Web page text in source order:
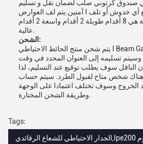
في صندوق كرتوني صلب لضمان نقل و تسليم
آمنين.يتم لف العوارض I في بلاستيك وقائي لمنع أي خدوش أو تلف
أثناء الشحنأبعاد الحزمة هي 8 أقدام طويلة 2 أقدام واسعة 2 أقدام
الشحن:
يتم شحن منتج الحائط الاحتياطي I Beam Galvanized عن طريق
تسليمه إلى العنوان المحدد في وقت
الناقل سوف يطلب توقيع عند التسليم، لذا
هناك شخص متاح لقبول الطرد. سيتم حساب
الخروج وسوف تختلف اعتمادا على الوجهة
Tags:
الجدار الاحتياطي للشعاع الرقائدي,Ipe200 الحائط المقاوم